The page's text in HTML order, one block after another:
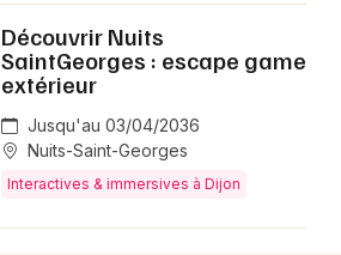
Découvrir Nuits
SaintGeorges : escape game
extérieur
Jusqu'au 03/04/2036
Nuits-Saint-Georges
Interactives & immersives à Dijon